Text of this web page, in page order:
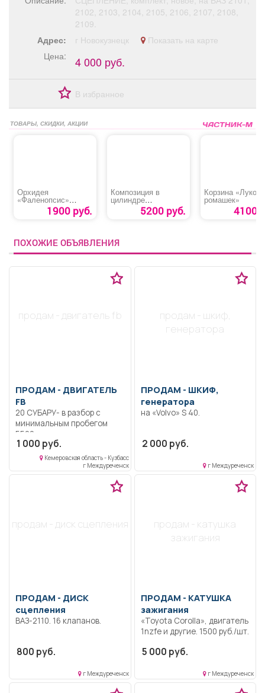
Афиша Обучение Проекты
2102, 2103, 2104, 2105, 2106, 2107, 2108,
2109.
Адрес:
г Новокузнецк
Показать на карте
Цена:
4 000 руб.
В избранное
ТОВАРЫ, СКИДКИ, АКЦИИ
Орхидея
«Фаленопсис»
1900 руб.
Композиция в
цилиндре
«Волшебный Миг»
5200 руб.
Корзина
ромашек»
4100
ПОХОЖИЕ ОБЪЯВЛЕНИЯ
продам - двигатель fb
ПРОДАМ - ДВИГАТЕЛЬ
FB
20 СУБАРУ- в разбор c
минимальным пробегом
5500 км
1 000 руб.
Кемеровская область - Кузбасс
г Междуреченск
продам - шкиф,
генератора
ПРОДАМ - ШКИФ,
генератора
на «Volvo» S 40.
2 000 руб.
г Междуреченск
продам - диск сцепления
ПРОДАМ - ДИСК
сцепления
ВАЗ-2110. 16 клапанов.
800 руб.
г Междуреченск
продам - катушка
зажигания
ПРОДАМ - КАТУШКА
зажигания
«Toyota Corolla», двигатель
1nzfe и другие. 1500 руб./шт.
5 000 руб.
г Междуреченск